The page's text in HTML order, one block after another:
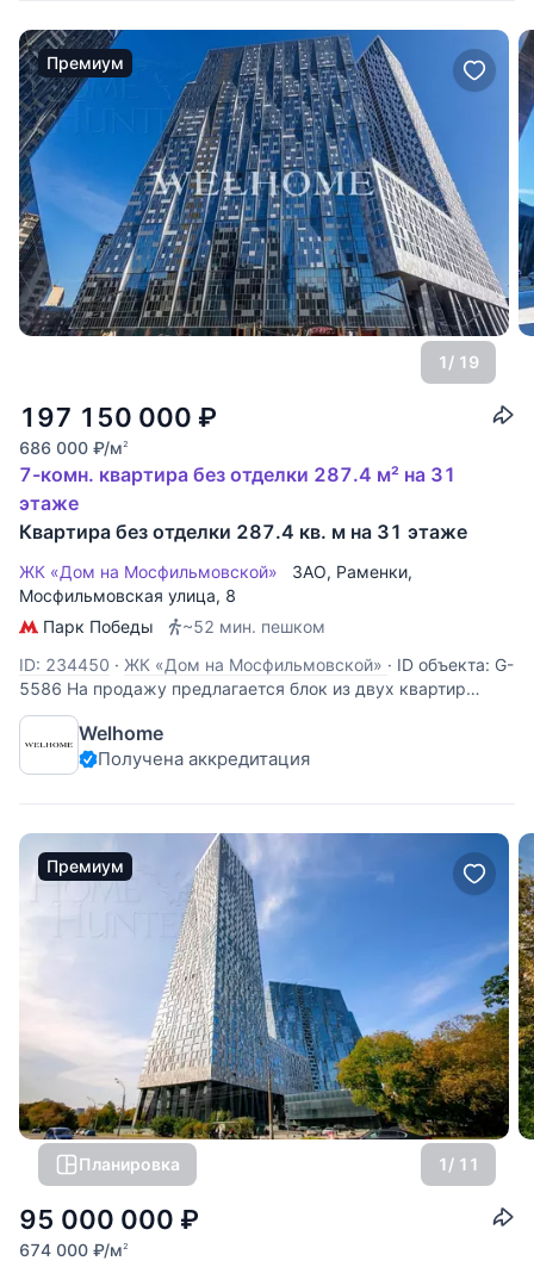
Премиум
1/ 19
197 150 000 ₽
686 000 ₽/м2
7-комн. квартира без отделки 287.4 м² на 31
этаже
Квартира без отделки 287.4 кв. м на 31 этаже
ЖК «Дом на Мосфильмовской» ЗАО, Раменки,
Мосфильмовская улица, 8
Парк Победы
~52 мин. пешком
ID: 234450 · ЖК «Дом на Мосфильмовской» · ID объекта: G-
5586 На продажу предлагается блок из двух квартир
свободной планировки в экологически чистом районе
Москвы. Пространство возможно функционально
спланировать следующим образов: просторная гостиная,
Welhome
Получена аккредитация
Премиум
Планировка 1/ 11
95 000 000 ₽
674 000 ₽/м2